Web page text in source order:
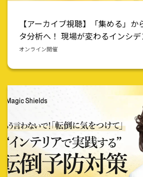
【アーカイブ視聴】「集める」
タ分析へ！ 現場が変わるインシ
オンライン開催